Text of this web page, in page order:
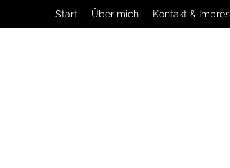
Start Über mich Kontakt &